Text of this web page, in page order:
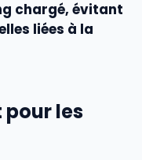
chargé, évitant
liées à la
les